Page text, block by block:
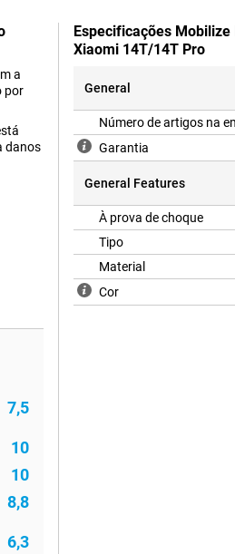
a
por
danos
7,5
10
10
8,8
6,3
Especificações
Xiaomi 14T/14T Pro
General
Número de artigos na
Garantia
General Features
À prova de choque
Tipo
Material
Cor